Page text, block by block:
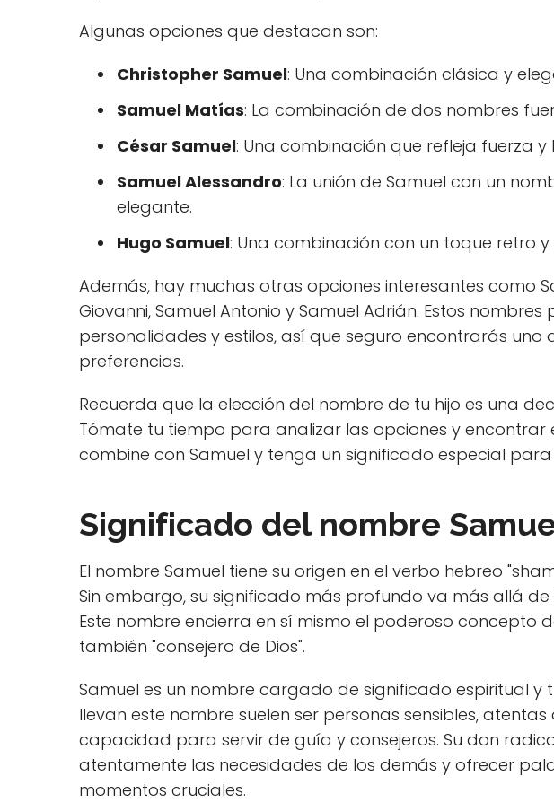
Algunas opciones que destacan son:
Christopher Samuel: Una combinación clásica y
Samuel Matías: La combinación de dos nombres
César Samuel: Una combinación que refleja fuerza y
Samuel Alessandro: La unión de Samuel con un
elegante.
Hugo Samuel: Una combinación con un toque retro
Además, hay muchas otras opciones interesantes como
Giovanni, Samuel Antonio y Samuel Adrián. Estos
personalidades y estilos, así que seguro encontrarás uno
preferencias.
Recuerda que la elección del nombre de tu hijo es una
Tómate tu tiempo para analizar las opciones y
combine con Samuel y tenga un significado especial
Significado del nombre
El nombre Samuel tiene su origen en el verbo hebreo
Sin embargo, su significado más profundo va más allá
Este nombre encierra en sí mismo el poderoso concepto
también "consejero de Dios".
Samuel es un nombre cargado de significado espiritual y
llevan este nombre suelen ser personas sensibles,
capacidad para servir de guía y consejeros. Su don
atentamente las necesidades de los demás y ofrecer
momentos cruciales.